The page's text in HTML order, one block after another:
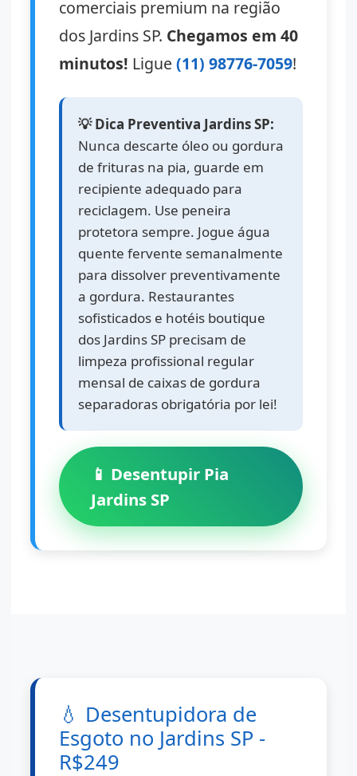
comerciais premium na região
dos Jardins SP. Chegamos em 40
minutos! Ligue(11) 98776-7059!
💡 Dica Preventiva Jardins SP:
Nunca descarte óleo ou gordura
de frituras na pia, guarde em
recipiente adequado para
reciclagem. Use peneira
protetora sempre. Jogue água
quente fervente semanalmente
para dissolver preventivamente
a gordura. Restaurantes
sofisticados e hotéis boutique
dos Jardins SP precisam de
limpeza profissional regular
mensal de caixas de gordura
separadoras obrigatória por lei!
📱 Desentupir Pia
Jardins SP
💧 Desentupidora de
Esgoto no Jardins SP -
R$249